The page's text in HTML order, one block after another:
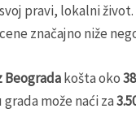
pravi, lokalni
značajno niže
Beogradakošta oko
može naći za